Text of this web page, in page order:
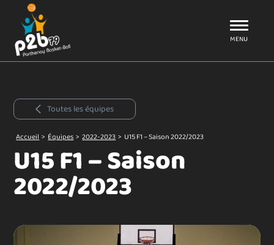
P2B79
MENU
Toutes les équipes
Accueil > Équipes > 2022-2023 > U15 F1 – Saison 2022/2023
U15 F1 – Saison
2022/2023